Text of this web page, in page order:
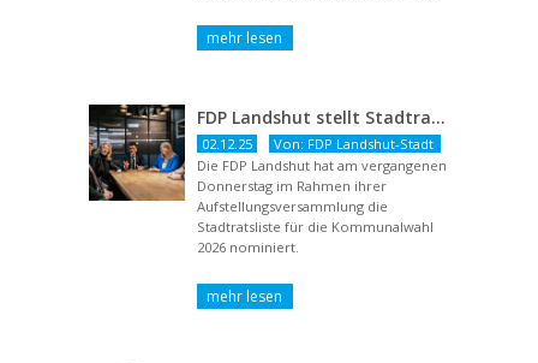
FDP Landshut stellt Stadtratsliste für 2026 auf – OB-Kandidat Jürgen Wachter betont Gestaltungsanspruch und liberale Zukunftsvision
02.12.25
Von: FDP Landshut-Stadt
Die FDP Landshut hat am vergangenen
Donnerstag im Rahmen ihrer
Aufstellungsversammlung die
Stadtratsliste für die Kommunalwahl
2026 nominiert.